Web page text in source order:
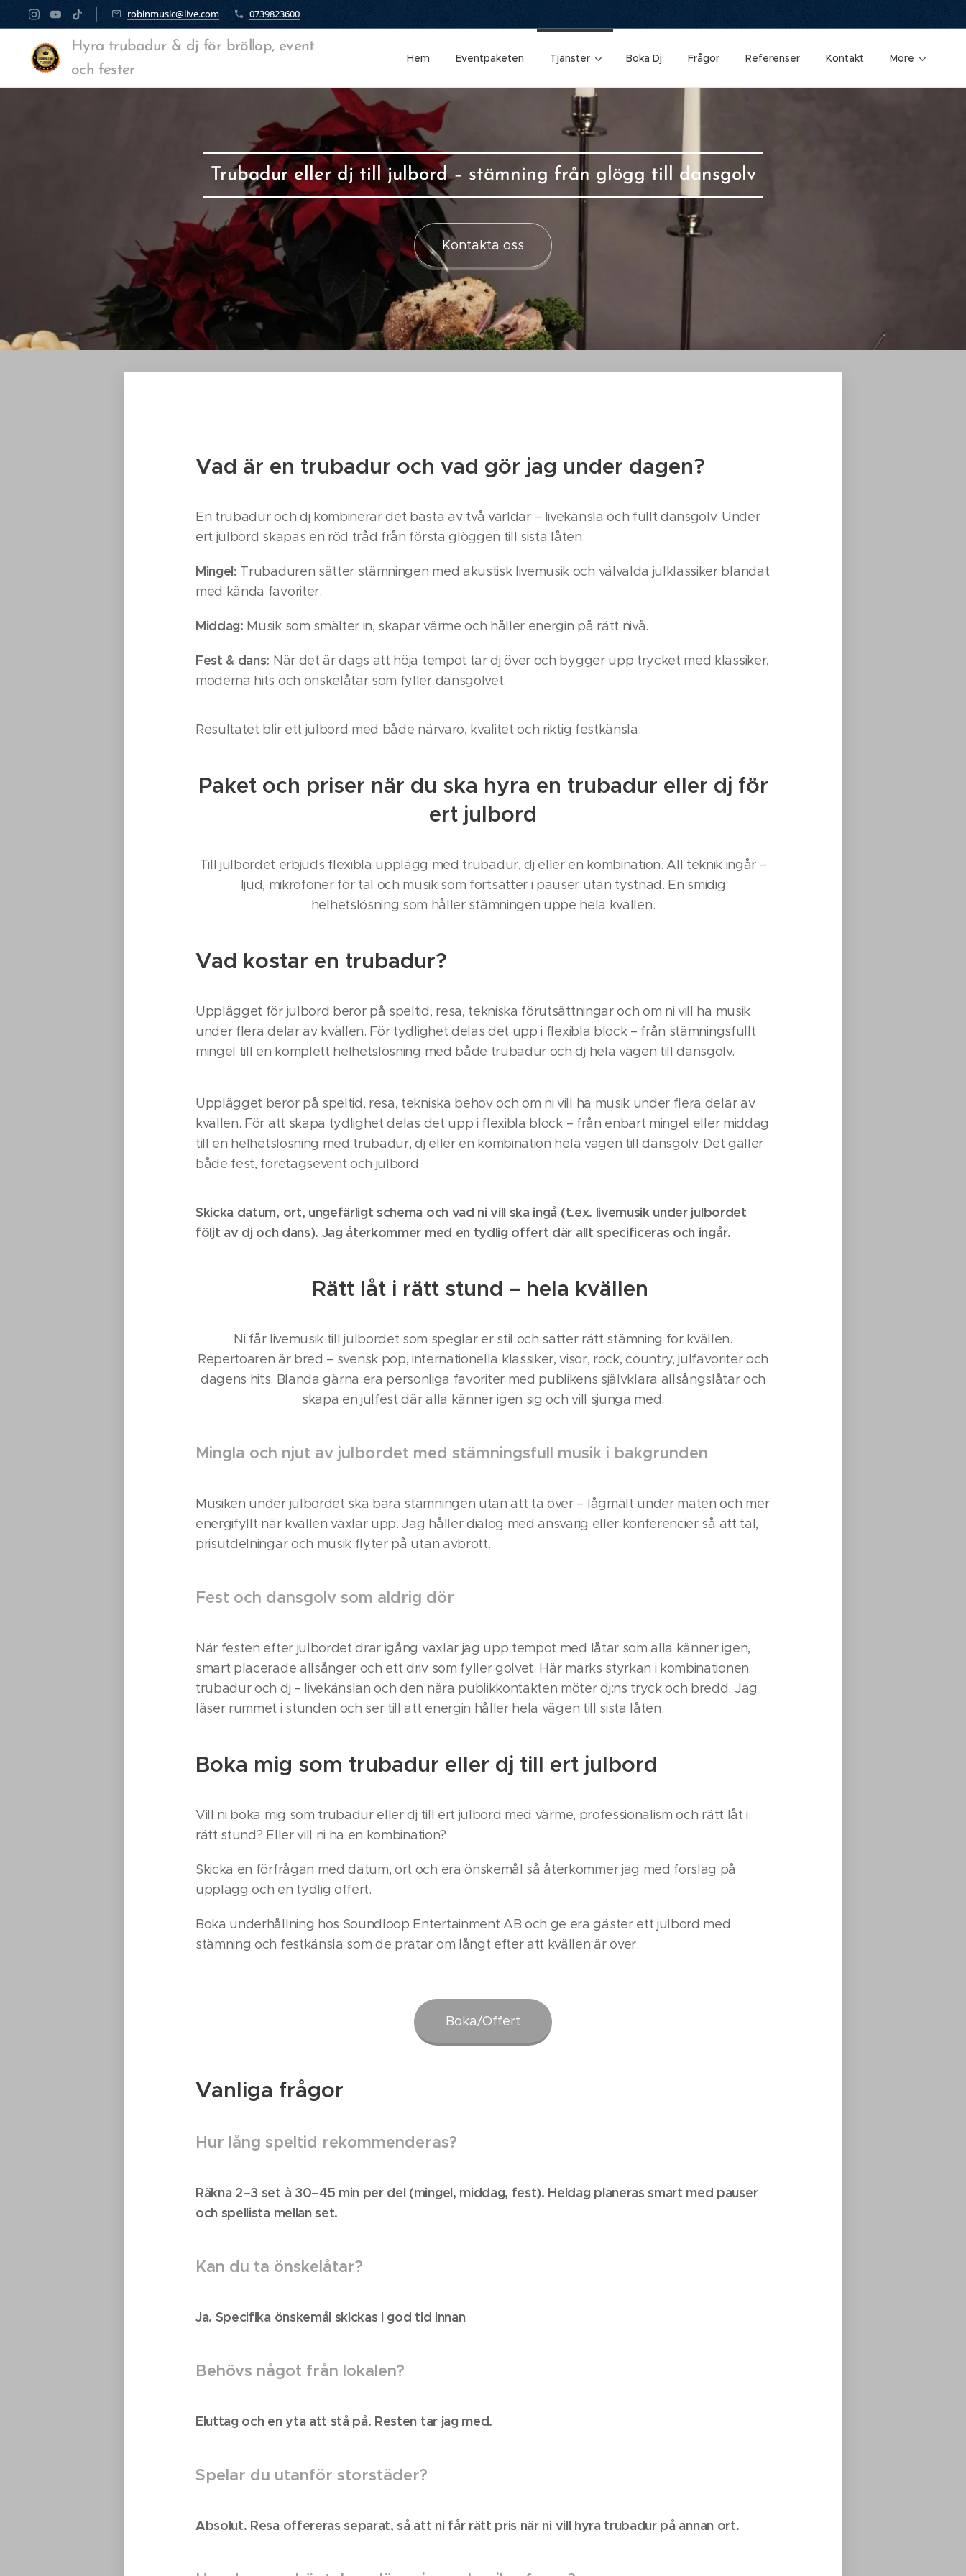
robinmusic@live.com 0739823600
Hyra trubadur & dj för bröllop, event
och fester
Hem Eventpaketen Tjänster Boka Dj Frågor Referenser Kontakt More
Trubadur eller dj till julbord – stämning från glögg till dansgolv
Kontakta oss
Vad är en trubadur och vad gör jag under dagen?
En trubadur och dj kombinerar det bästa av två världar – livekänsla och fullt dansgolv. Under
ert julbord skapas en röd tråd från första glöggen till sista låten.
Mingel: Trubaduren sätter stämningen med akustisk livemusik och välvalda julklassiker blandat
med kända favoriter.
Middag: Musik som smälter in, skapar värme och håller energin på rätt nivå.
Fest & dans: När det är dags att höja tempot tar dj över och bygger upp trycket med klassiker,
moderna hits och önskelåtar som fyller dansgolvet.
Resultatet blir ett julbord med både närvaro, kvalitet och riktig festkänsla.
Paket och priser när du ska hyra en trubadur eller dj för
ert julbord
Till julbordet erbjuds flexibla upplägg med trubadur, dj eller en kombination. All teknik ingår –
ljud, mikrofoner för tal och musik som fortsätter i pauser utan tystnad. En smidig
helhetslösning som håller stämningen uppe hela kvällen.
Vad kostar en trubadur?
Upplägget för julbord beror på speltid, resa, tekniska förutsättningar och om ni vill ha musik
under flera delar av kvällen. För tydlighet delas det upp i flexibla block – från stämningsfullt
mingel till en komplett helhetslösning med både trubadur och dj hela vägen till dansgolv.
Upplägget beror på speltid, resa, tekniska behov och om ni vill ha musik under flera delar av
kvällen. För att skapa tydlighet delas det upp i flexibla block – från enbart mingel eller middag
till en helhetslösning med trubadur, dj eller en kombination hela vägen till dansgolv. Det gäller
både fest, företagsevent och julbord.
Skicka datum, ort, ungefärligt schema och vad ni vill ska ingå (t.ex. livemusik under julbordet
följt av dj och dans). Jag återkommer med en tydlig offert där allt specificeras och ingår.
Rätt låt i rätt stund – hela kvällen
Ni får livemusik till julbordet som speglar er stil och sätter rätt stämning för kvällen.
Repertoaren är bred – svensk pop, internationella klassiker, visor, rock, country, julfavoriter och
dagens hits. Blanda gärna era personliga favoriter med publikens självklara allsångslåtar och
skapa en julfest där alla känner igen sig och vill sjunga med.
Mingla och njut av julbordet med stämningsfull musik i bakgrunden
Musiken under julbordet ska bära stämningen utan att ta över – lågmält under maten och mer
energifyllt när kvällen växlar upp. Jag håller dialog med ansvarig eller konferencier så att tal,
prisutdelningar och musik flyter på utan avbrott.
Fest och dansgolv som aldrig dör
När festen efter julbordet drar igång växlar jag upp tempot med låtar som alla känner igen,
smart placerade allsånger och ett driv som fyller golvet. Här märks styrkan i kombinationen
trubadur och dj – livekänslan och den nära publikkontakten möter dj:ns tryck och bredd. Jag
läser rummet i stunden och ser till att energin håller hela vägen till sista låten.
Boka mig som trubadur eller dj till ert julbord
Vill ni boka mig som trubadur eller dj till ert julbord med värme, professionalism och rätt låt i
rätt stund? Eller vill ni ha en kombination?
Skicka en förfrågan med datum, ort och era önskemål så återkommer jag med förslag på
upplägg och en tydlig offert.
Boka underhållning hos Soundloop Entertainment AB och ge era gäster ett julbord med
stämning och festkänsla som de pratar om långt efter att kvällen är över.
Boka/Offert
Vanliga frågor
Hur lång speltid rekommenderas?
Räkna 2–3 set à 30–45 min per del (mingel, middag, fest). Heldag planeras smart med pauser
och spellista mellan set.
Kan du ta önskelåtar?
Ja. Specifika önskemål skickas i god tid innan
Behövs något från lokalen?
Eluttag och en yta att stå på. Resten tar jag med.
Spelar du utanför storstäder?
Absolut. Resa offereras separat, så att ni får rätt pris när ni vill hyra trubadur på annan ort.